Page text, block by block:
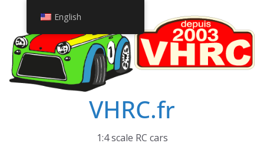
content
VHRC.fr
1:4 scale RC cars
English